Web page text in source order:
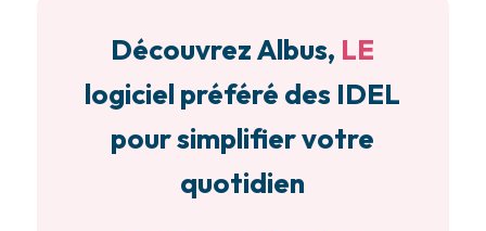
Découvrez Albus, LE
logiciel préféré des IDEL
pour simplifier votre
quotidien